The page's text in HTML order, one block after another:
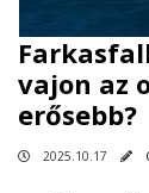
vajon az
erősebb?
2025.10.17